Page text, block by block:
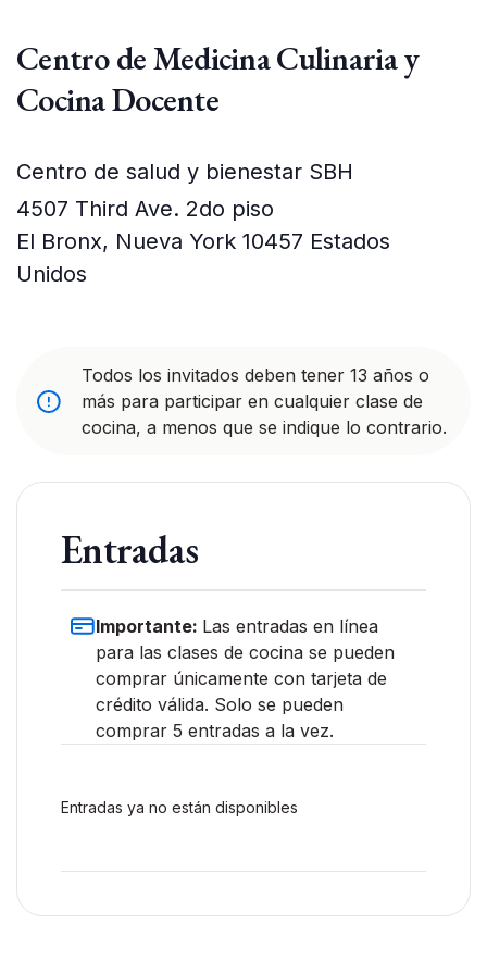
Centro de Medicina Culinaria y
Cocina Docente
Centro de salud y bienestar SBH
4507 Third Ave. 2do piso
El Bronx, Nueva York 10457 Estados
Unidos
Todos los invitados deben tener 13 años o
más para participar en cualquier clase de
cocina, a menos que se indique lo contrario.
Entradas
Importante: Las entradas en línea
para las clases de cocina se pueden
comprar únicamente con tarjeta de
crédito válida. Solo se pueden
comprar 5 entradas a la vez.
Entradas ya no están disponibles